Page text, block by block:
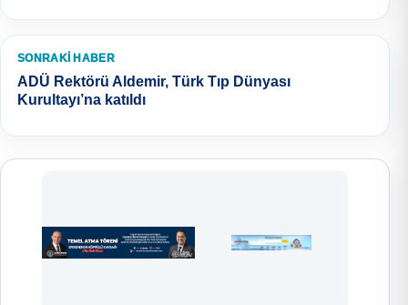
SONRAKI HABER
ADÜ Rektörü Aldemir, Türk Tıp Dünyası
Kurultayı’na katıldı